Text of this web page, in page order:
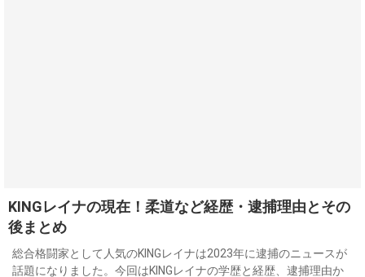
KINGレイナの現在！柔道など経歴・逮捕理由とその
後まとめ
総合格闘家として人気のKINGレイナは2023年に逮捕のニュースが
話題になりました。今回はKINGレイナの学歴と経歴、逮捕理由か